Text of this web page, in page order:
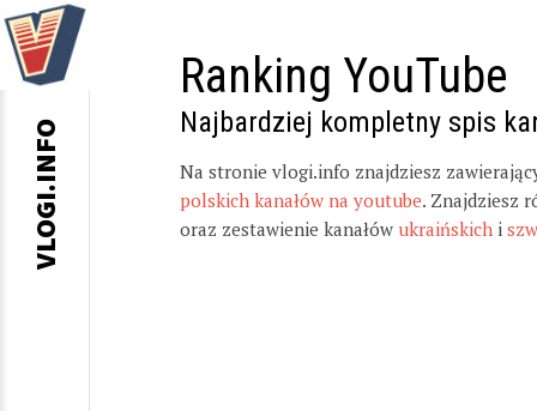
Ranking YouTube
Najbardziej kompletny spis
Na stronie vlogi.info znajdziesz
polskich kanałów na youtube. Znajdziesz
oraz zestawienie kanałów ukraińskich i
VLOGI.INFO